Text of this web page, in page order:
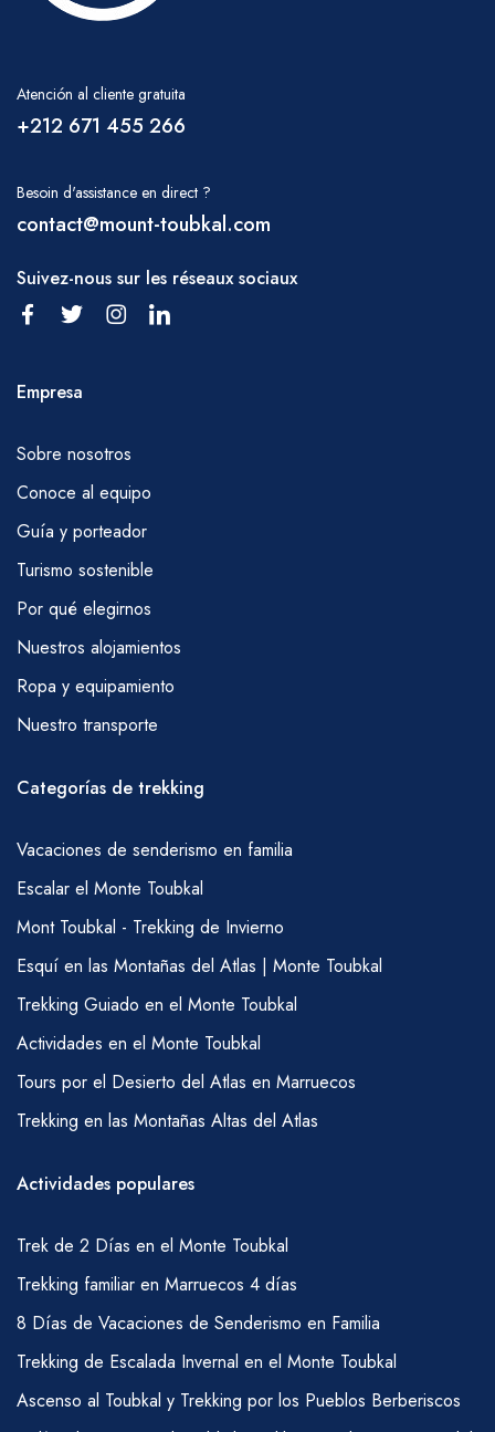
Atención al cliente gratuita
+212 671 455 266
Besoin d'assistance en direct ?
contact@mount-toubkal.com
Suivez-nous sur les réseaux sociaux
Empresa
Sobre nosotros
Conoce al equipo
Guía y porteador
Turismo sostenible
Por qué elegirnos
Nuestros alojamientos
Ropa y equipamiento
Nuestro transporte
Categorías de trekking
Vacaciones de senderismo en familia
Escalar el Monte Toubkal
Mont Toubkal - Trekking de Invierno
Esquí en las Montañas del Atlas | Monte Toubkal
Trekking Guiado en el Monte Toubkal
Actividades en el Monte Toubkal
Tours por el Desierto del Atlas en Marruecos
Trekking en las Montañas Altas del Atlas
Actividades populares
Trek de 2 Días en el Monte Toubkal
Trekking familiar en Marruecos 4 días
8 Días de Vacaciones de Senderismo en Familia
Trekking de Escalada Invernal en el Monte Toubkal
Ascenso al Toubkal y Trekking por los Pueblos Berberiscos